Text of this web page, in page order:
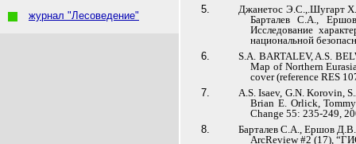
журнал "Лесоведение"
Джанетос Э.С.,.Шугарт
Барталев С.А.,
Исследование
национальной
S.A. BARTALEV, A.S.
Map of Northern
cover (reference RES
A.S. Isaev, G.N. Korovin,
Brian E. Orlick,
Change 55: 235-249,
Барталев С.А., Ершов
ArcReview #2 (17),